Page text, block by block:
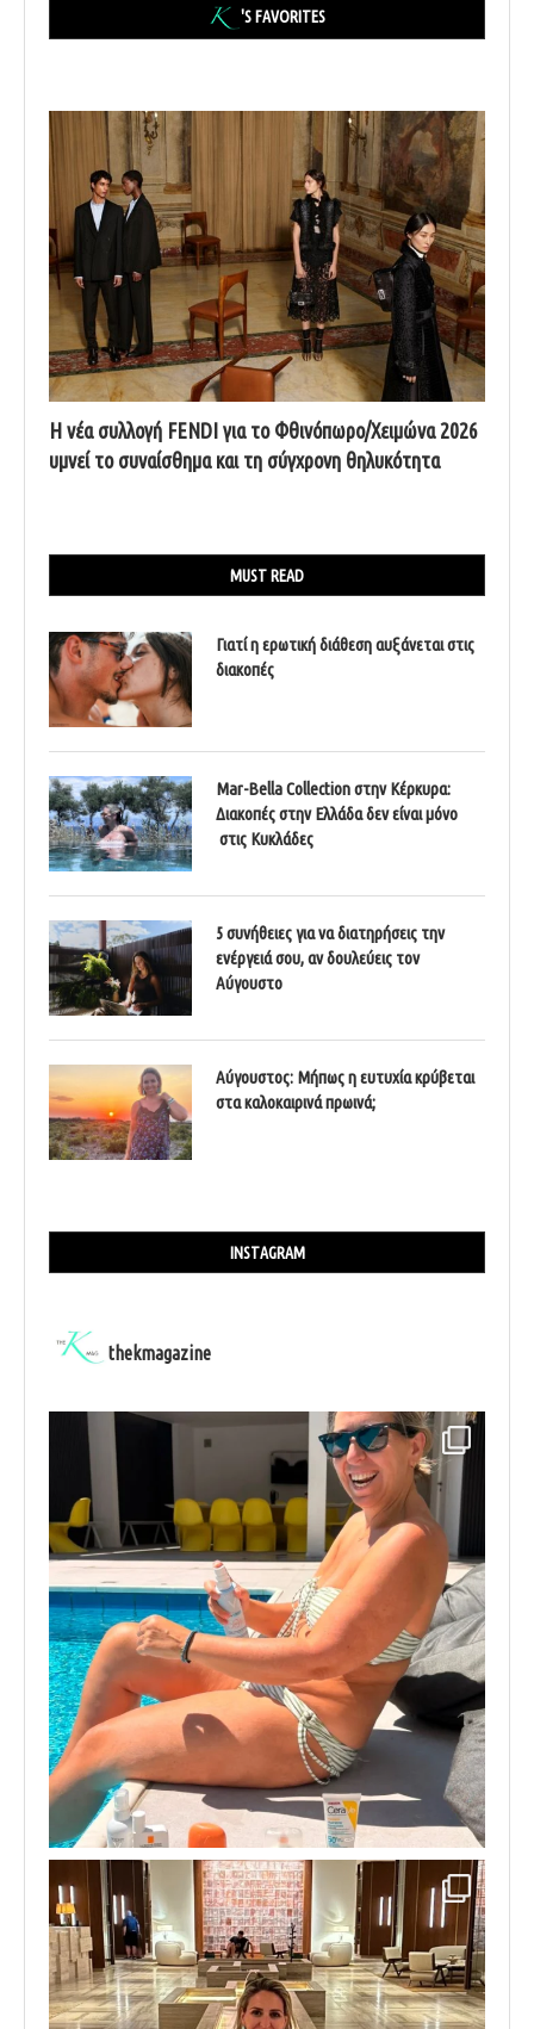
'S FAVORITES
Η νέα συλλογή FENDI για το Φθινόπωρο/Χειμώνα 2026
υμνεί το συναίσθημα και τη σύγχρονη θηλυκότητα
MUST READ
Γιατί η ερωτική διάθεση αυξάνεται στις
διακοπές
Mar-Bella Collection στην Κέρκυρα:
Διακοπές στην Ελλάδα δεν είναι μόνο
στις Κυκλάδες
5 συνήθειες για να διατηρήσεις την
ενέργειά σου, αν δουλεύεις τον
Αύγουστο
Αύγουστος: Μήπως η ευτυχία κρύβεται
στα καλοκαιρινά πρωινά;
INSTAGRAM
thekmagazine